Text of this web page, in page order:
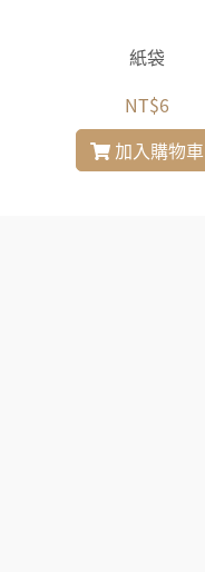
紙袋
NT$6
加入購物車